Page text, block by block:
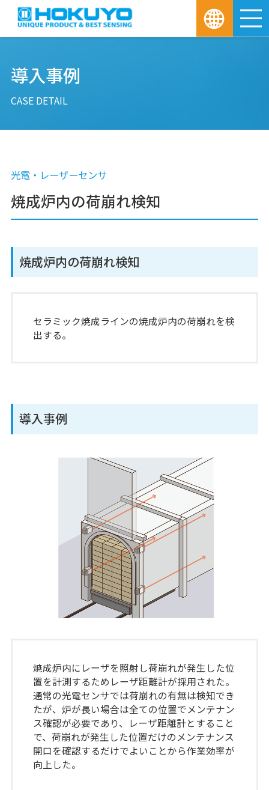
導入事例
CASE DETAIL
光電・レーザーセンサ
焼成炉内の荷崩れ検知
焼成炉内の荷崩れ検知
セラミック焼成ラインの焼成炉内の荷崩れを検
出する。
導入事例
焼成炉内にレーザを照射し荷崩れが発生した位
置を計測するためレーザ距離計が採用された。
通常の光電センサでは荷崩れの有無は検知でき
たが、炉が長い場合は全ての位置でメンテナン
ス確認が必要であり、レーザ距離計とすること
で、荷崩れが発生した位置だけのメンテナンス
開口を確認するだけでよいことから作業効率が
向上した。